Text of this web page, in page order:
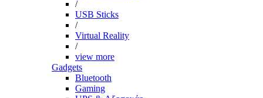
/
USB Sticks
/
Virtual Reality
/
view more
Gadgets
Bluetooth
Gaming